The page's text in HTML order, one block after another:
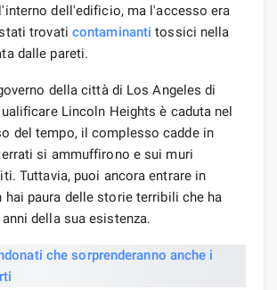
dell'edificio, ma l'accesso era
trovati contaminanti tossici nella
dalle pareti.
della città di Los Angeles di
Lincoln Heights è caduta nel
del tempo, il complesso cadde in
si ammuffirono e sui muri
Tuttavia, puoi ancora entrare in
hai paura delle storie terribili che ha
della sua esistenza.